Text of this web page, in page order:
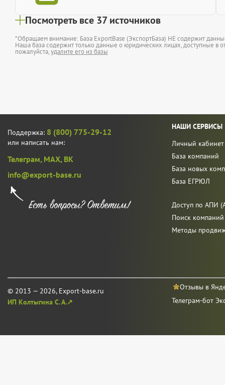
Посмотреть все 37 источников
*Обращаем внимание: База ExportBase (ЭкспортБаза) НЕ содержит
Наша база содержит только данные о юридических лицах, доступные в
пожалуйста,удалите его из базы
Поддержка: 8 (800) 775-29-12
или написать нам:
Телеграм, MAX, ВК
info@export-base.ru
© 2013 — 2026, Export-base.ru
ИП Колтыгина С. А.↗
НАШИ СЕРВИСЫ
Личный кабинет
База компаний
База новых
База ЕГРЮЛ
Доступ по АПИ
Поиск
Методы
Отзывы в
Телеграм-бот